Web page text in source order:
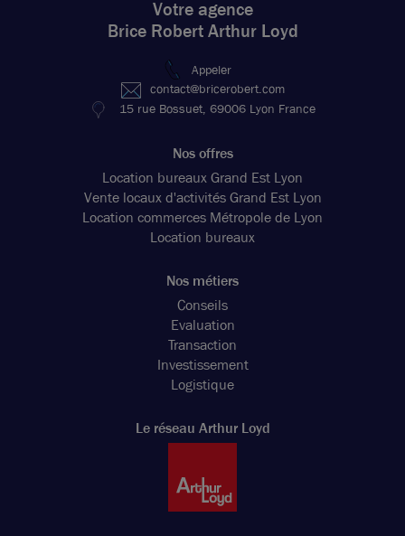
Votre agence
Brice Robert Arthur Loyd
Appeler
contact@bricerobert.com
15 rue Bossuet, 69006 Lyon France
Nos offres
Location bureaux Grand Est Lyon
Vente locaux d'activités Grand Est Lyon
Location commerces Métropole de Lyon
Location bureaux
Nos métiers
Conseils
Evaluation
Transaction
Investissement
Logistique
Le réseau Arthur Loyd